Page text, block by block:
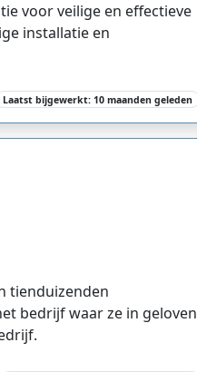
voor veilige en effectieve
installatie en
Laatst bijgewerkt: 10 maanden geleden
tienduizenden
bedrijf waar ze in geloven